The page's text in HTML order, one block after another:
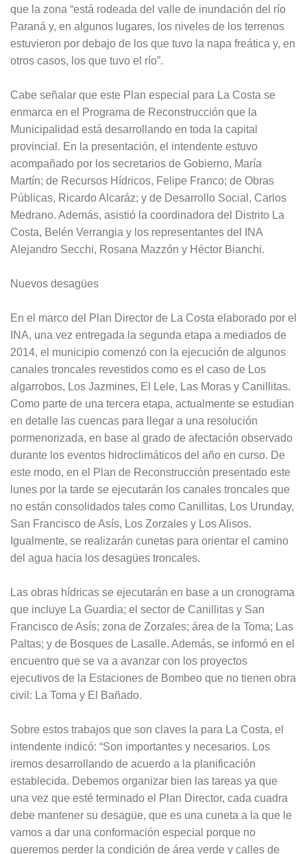
que la zona “está rodeada del valle de inundación del río
Paraná y, en algunos lugares, los niveles de los terrenos
estuvieron por debajo de los que tuvo la napa freática y, en
otros casos, los que tuvo el río”.
Cabe señalar que este Plan especial para La Costa se
enmarca en el Programa de Reconstrucción que la
Municipalidad está desarrollando en toda la capital
provincial. En la presentación, el intendente estuvo
acompañado por los secretarios de Gobierno, María
Martín; de Recursos Hídricos, Felipe Franco; de Obras
Públicas, Ricardo Alcaráz; y de Desarrollo Social, Carlos
Medrano. Además, asistió la coordinadora del Distrito La
Costa, Belén Verrangia y los representantes del INA
Alejandro Secchi, Rosana Mazzón y Héctor Bianchi.
Nuevos desagües
En el marco del Plan Director de La Costa elaborado por el
INA, una vez entregada la segunda etapa a mediados de
2014, el municipio comenzó con la ejecución de algunos
canales troncales revestidos como es el caso de Los
algarrobos, Los Jazmines, El Lele, Las Moras y Canillitas.
Como parte de una tercera etapa, actualmente se estudian
en detalle las cuencas para llegar a una resolución
pormenorizada, en base al grado de afectación observado
durante los eventos hidroclimáticos del año en curso. De
este modo, en el Plan de Reconstrucción presentado este
lunes por la tarde se ejecutarán los canales troncales que
no están consolidados tales como Canillitas, Los Urunday,
San Francisco de Asís, Los Zorzales y Los Alisos.
Igualmente, se realizarán cunetas para orientar el camino
del agua hacia los desagües troncales.
Las obras hídricas se ejecutarán en base a un cronograma
que incluye La Guardia; el sector de Canillitas y San
Francisco de Asís; zona de Zorzales; área de la Toma; Las
Paltas; y de Bosques de Lasalle. Además, se informó en el
encuentro que se va a avanzar con los proyectos
ejecutivos de la Estaciones de Bombeo que no tienen obra
civil: La Toma y El Bañado.
Sobre estos trabajos que son claves la para La Costa, el
intendente indicó: “Son importantes y necesarios. Los
iremos desarrollando de acuerdo a la planificación
establecida. Debemos organizar bien las tareas ya que
una vez que esté terminado el Plan Director, cada cuadra
debe mantener su desagüe, que es una cuneta a la que le
vamos a dar una conformación especial porque no
queremos perder la condición de área verde y calles de